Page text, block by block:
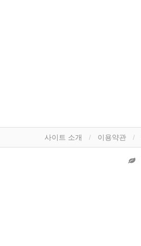
사이트 소개 이용약관